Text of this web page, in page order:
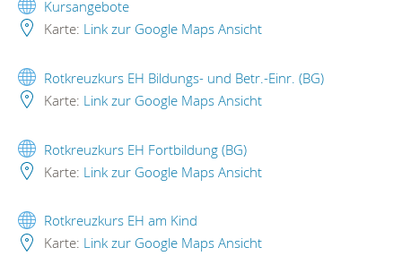
Kursangebote
Karte: Link zur Google Maps Ansicht
Rotkreuzkurs EH Bildungs- und Betr.-Einr. (BG)
Karte: Link zur Google Maps Ansicht
Rotkreuzkurs EH Fortbildung (BG)
Karte: Link zur Google Maps Ansicht
Rotkreuzkurs EH am Kind
Karte: Link zur Google Maps Ansicht